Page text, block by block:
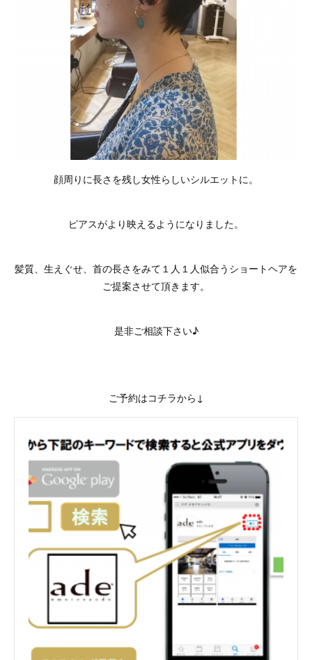
顔周りに長さを残し女性らしいシルエットに。
ピアスがより映えるようになりました。
髪質、生えぐせ、首の長さをみて１人１人似合うショートヘアを
ご提案させて頂きます。
是非ご相談下さい♪
ご予約はコチラから↓